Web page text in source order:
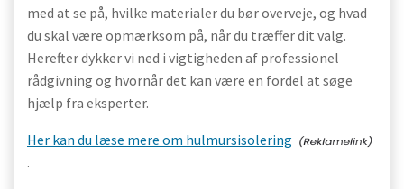
med at se på, hvilke materialer du bør overveje, og hvad
du skal være opmærksom på, når du træffer dit valg.
Herefter dykker vi ned i vigtigheden af professionel
rådgivning og hvornår det kan være en fordel at søge
hjælp fra eksperter.
Her kan du læse mere om hulmursisolering
.